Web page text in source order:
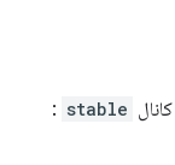
stable
: